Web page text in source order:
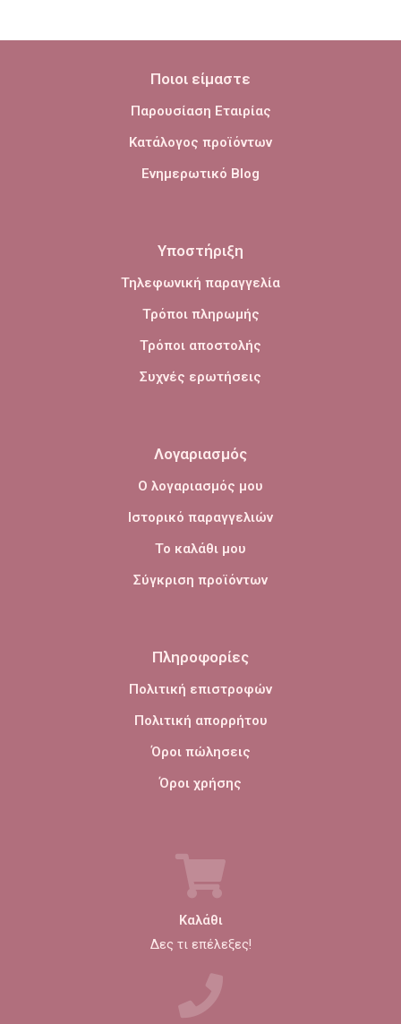
Ποιοι είμαστε
Παρουσίαση Εταιρίας
Κατάλογος προϊόντων
Ενημερωτικό Blog
Υποστήριξη
Τηλεφωνική παραγγελία
Τρόποι πληρωμής
Τρόποι αποστολής
Συχνές ερωτήσεις
Λογαριασμός
Ο λογαριασμός μου
Ιστορικό παραγγελιών
Το καλάθι μου
Σύγκριση προϊόντων
Πληροφορίες
Πολιτική επιστροφών
Πολιτική απορρήτου
Όροι πώλησεις
Όροι χρήσης
Καλάθι
Δες τι επέλεξες!